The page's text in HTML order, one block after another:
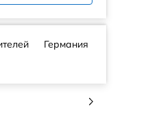
Германия